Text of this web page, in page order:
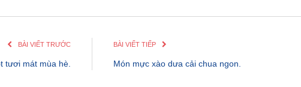
BÀI VIẾT TRƯỚC
tươi mát mùa hè.
BÀI VIẾT TIẾP
Món mực xào dưa cải chua ngon.